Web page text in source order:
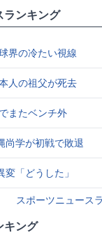
ランキング
界の冷たい視線
人の祖父が死去
またベンチ外
尚学が初戦で敗退
「どうした」
スポーツニュース
キング